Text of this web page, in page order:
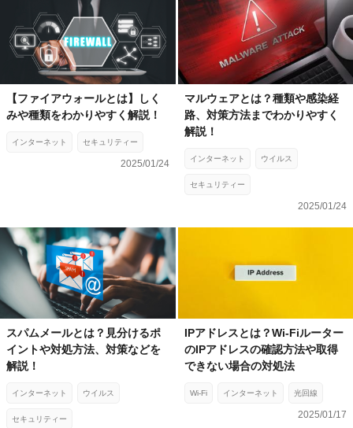
【ファイアウォールとは】しく
みや種類をわかりやすく解説！
インターネット セキュリティー
2025/01/24
マルウェアとは？種類や感染経
路、対策方法までわかりやすく
解説！
インターネット ウイルス
セキュリティー
2025/01/24
スパムメールとは？見分けるポ
イントや対処方法、対策などを
解説！
インターネット ウイルス
セキュリティー
IPアドレスとは？Wi-Fiルーター
のIPアドレスの確認方法や取得
できない場合の対処法
Wi-Fi インターネット 光回線
2025/01/17